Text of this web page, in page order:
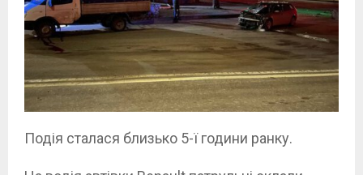
Подія сталася близько 5-ї години ранку.